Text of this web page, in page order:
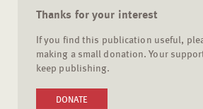
Thanks for your interest
If you find this publication useful,
making a small donation. Your
keep publishing.
DONATE